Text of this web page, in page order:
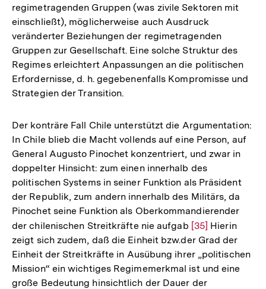
regimetragenden Gruppen (was zivile Sektoren mit
einschließt), möglicherweise auch Ausdruck
veränderter Beziehungen der regimetragenden
Gruppen zur Gesellschaft. Eine solche Struktur des
Regimes erleichtert Anpassungen an die politischen
Erfordernisse, d. h. gegebenenfalls Kompromisse und
Strategien der Transition.
Der konträre Fall Chile unterstützt die Argumentation:
In Chile blieb die Macht vollends auf eine Person, auf
General Augusto Pinochet konzentriert, und zwar in
doppelter Hinsicht: zum einen innerhalb des
politischen Systems in seiner Funktion als Präsident
der Republik, zum andern innerhalb des Militärs, da
Pinochet seine Funktion als Oberkommandierender
der chilenischen Streitkräfte nie aufgab Zur
Auflösung
der
Fußnote
[35] Hierin
zeigt sich zudem, daß die Einheit bzw.der Grad der
Einheit der Streitkräfte in Ausübung ihrer „politischen
Mission“ ein wichtiges Regimemerkmal ist und eine
große Bedeutung hinsichtlich der Dauer der